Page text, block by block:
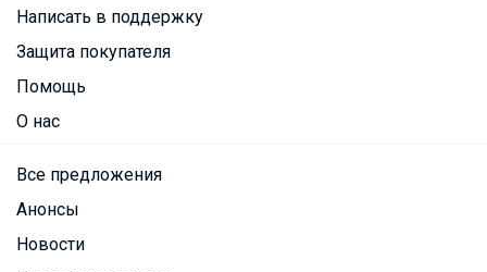
Написать в поддержку
Защита покупателя
Помощь
О нас
Все предложения
Анонсы
Новости